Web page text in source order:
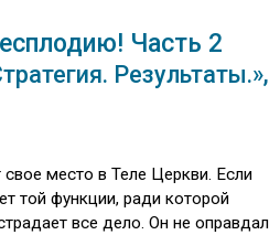
Часть 2
Результаты.»,
место в Теле Церкви. Если
той функции, ради которой
все дело. Он не оправдал